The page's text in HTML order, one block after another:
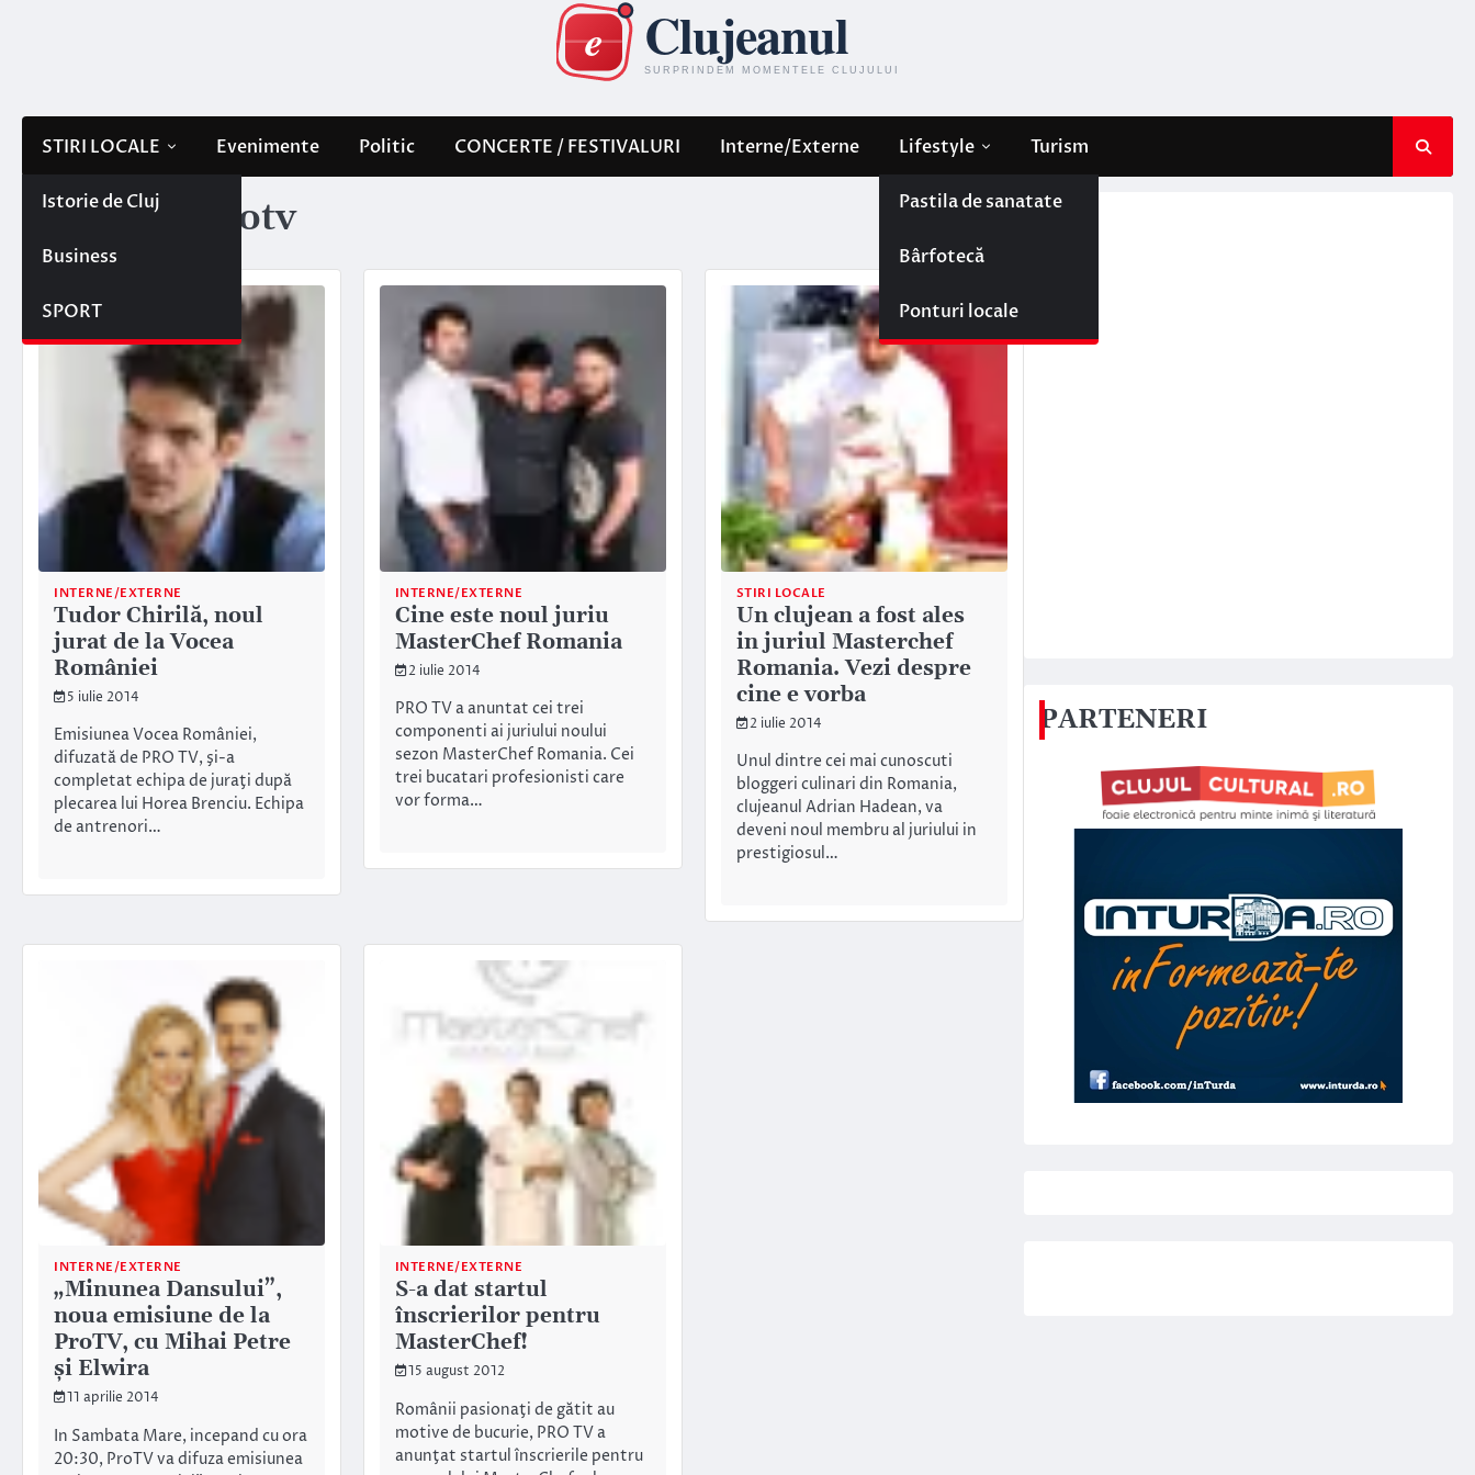
STIRI LOCALE
Istorie de Cluj
Business
SPORT
Evenimente Politic CONCERTE / FESTIVALURI Interne/Externe Lifestyle
Pastila de sanatate
Bârfotecă
Ponturi locale
Turism
Etichetă: protv
INTERNE/EXTERNE
Tudor Chirilă, noul
jurat de la Vocea
României
5 iulie 2014
Emisiunea Vocea României,
difuzată de PRO TV, şi-a
completat echipa de juraţi după
plecarea lui Horea Brenciu. Echipa
de antrenori…
INTERNE/EXTERNE
Cine este noul juriu
MasterChef Romania
2 iulie 2014
PRO TV a anuntat cei trei
componenti ai juriului noului
sezon MasterChef Romania. Cei
trei bucatari profesionisti care
vor forma…
STIRI LOCALE
Un clujean a fost ales
in juriul Masterchef
Romania. Vezi despre
cine e vorba
2 iulie 2014
Unul dintre cei mai cunoscuti
bloggeri culinari din Romania,
clujeanul Adrian Hadean, va
deveni noul membru al juriului in
prestigiosul…
INTERNE/EXTERNE
„Minunea Dansului”,
noua emisiune de la
ProTV, cu Mihai Petre
și Elwira
11 aprilie 2014
In Sambata Mare, incepand cu ora
20:30, ProTV va difuza emisiunea
INTERNE/EXTERNE
S-a dat startul
înscrierilor pentru
MasterChef!
15 august 2012
Românii pasionaţi de gătit au
motive de bucurie, PRO TV a
anunţat startul înscrierile pentru
PARTENERI